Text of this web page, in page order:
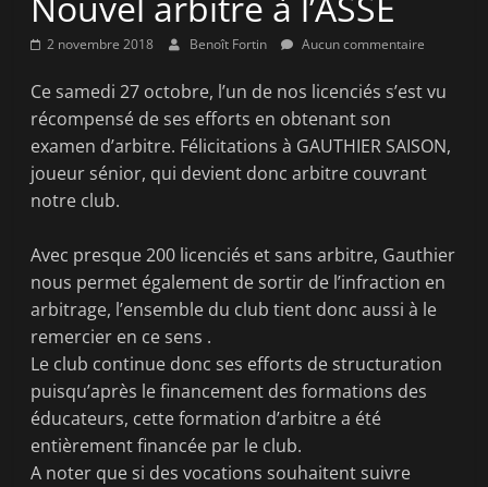
victoire
2 novembre 2018 Benoît Fortin Aucun commentaire
Ce samedi 27 octobre, l’un de nos licenciés s’est vu
récompensé de ses efforts en obtenant son
examen d’arbitre. Félicitations à GAUTHIER SAISON,
joueur sénior, qui devient donc arbitre couvrant
notre club.
Avec presque 200 licenciés et sans arbitre, Gauthier
nous permet également de sortir de l’infraction en
arbitrage, l’ensemble du club tient donc aussi à le
remercier en ce sens .
Le club continue donc ses efforts de structuration
puisqu’après le financement des formations des
éducateurs, cette formation d’arbitre a été
entièrement financée par le club.
A noter que si des vocations souhaitent suivre